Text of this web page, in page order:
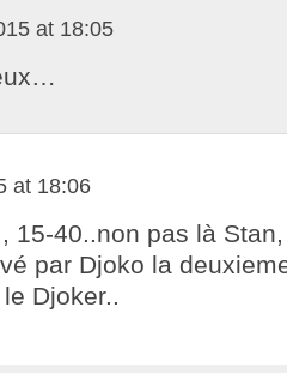
at 18:05
at 18:06
15-40..non pas là
par Djoko la
Djoker..